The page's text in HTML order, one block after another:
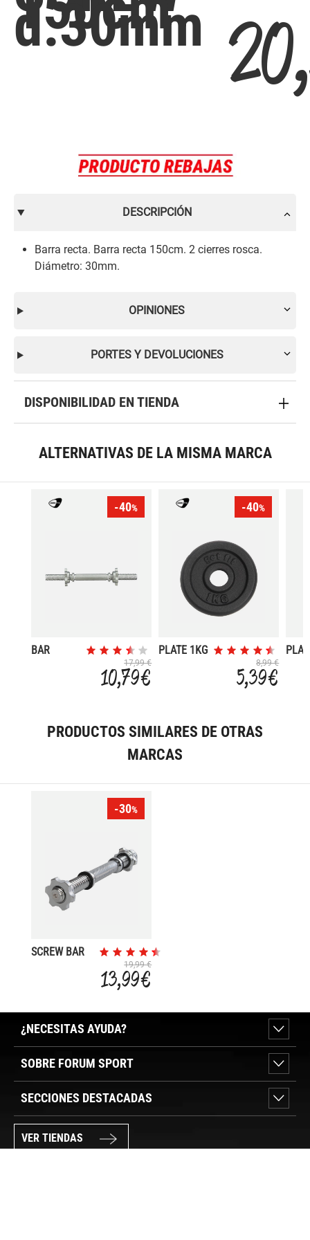
d.30mm
DESCRIPCIÓN
Barra recta. Barra recta 150cm. 2 cierres rosca.
Diámetro: 30mm.
OPINIONES
PORTES Y DEVOLUCIONES
DISPONIBILIDAD EN TIENDA
ALTERNATIVAS DE LA MISMA MARCA
-40%
BAR
17,99 €
10,79 €
-40%
PLATE 1KG
8,99 €
5,39 €
PRODUCTOS SIMILARES DE OTRAS
MARCAS
-30%
SCREW BAR
19,99 €
13,99 €
¿NECESITAS AYUDA?
SOBRE FORUM SPORT
SECCIONES DESTACADAS
VER TIENDAS